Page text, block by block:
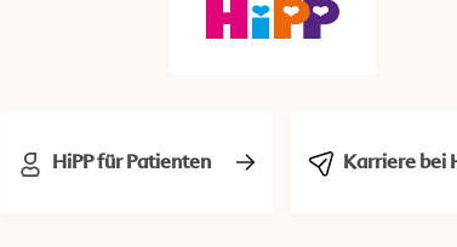
HiPP für Patienten Karriere bei